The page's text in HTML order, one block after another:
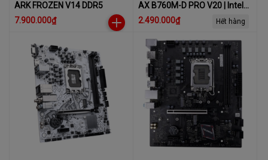
ARK FROZEN V14 DDR5
7.900.000₫
AX B760M-D PRO V20 | Intel
B760, Socket 1700, M-ATX, 2
2.490.000₫ Hết hàng